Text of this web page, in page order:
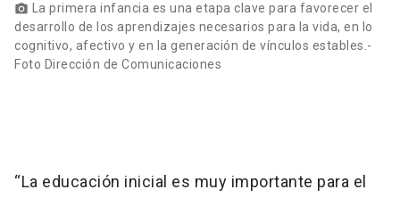
photo_camera La primera infancia es una etapa clave para favorecer el
desarrollo de los aprendizajes necesarios para la vida, en lo
cognitivo, afectivo y en la generación de vínculos estables.-
Foto Dirección de Comunicaciones
“La educación inicial es muy importante para el